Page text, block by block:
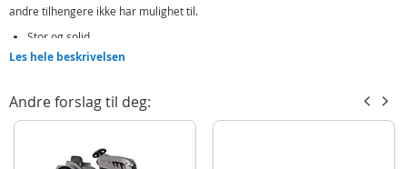
andre tilhengere ikke har mulighet til.
Stor og solid
Side- og baktipp
Koplingsmulighet bak
og solid, og er laget i den robuste plastkvaliteten som Rolly Toys er så kjent
Les hele beskrivelsen
Andre forslag til deg: